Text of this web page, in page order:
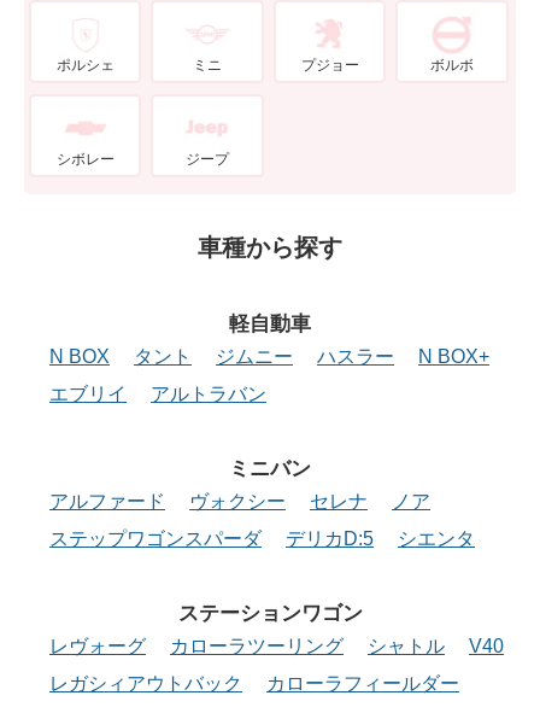
ポルシェ ミニ プジョー ボルボ
シボレー ジープ
車種から探す
軽自動車
N BOX タント ジムニー ハスラー
N BOX+
エブリイ
アルトラバン
ミニバン
アルファード ヴォクシー セレナ
ノア
ステップワゴンスパーダ
デリカD:5 シエンタ
ステーションワゴン
レヴォーグ カローラツーリング シャトル
V40
レガシィアウトバック
カローラフィールダー